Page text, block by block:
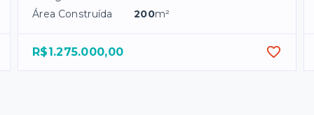
Área Construída
200m²
R$1.275.000,00